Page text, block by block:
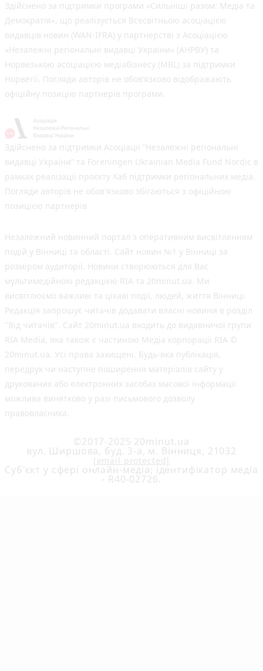
Здійснено за підтримки програми «Сильніші разом: Медіа та
Демократія», що реалізується Всесвітньою асоціацією
видавців новин (WAN-IFRA) у партнерстві з Асоціацією
«Незалежні регіональні видавці України» (АНРВУ) та
Норвезькою асоціацією медіабізнесу (MBL) за підтримки
Норвегії. Погляди авторів не обов’язково відображають
офіційну позицію партнерів програми.
Здійснено за підтримки Асоціації “Незалежні регіональні
видавці України” та Foreningen Ukrainian Media Fund Nordic в
рамках реалізації проєкту Хаб підтримки регіональних медіа.
Погляди авторів не обов'язково збігаються з офіційною
позицією партнерів
Незалежний новинний портал з оперативним висвітленням
подій у Вінниці та області. Сайт новин №1 у Вінниці за
розміром аудиторії. Новини створюються для Вас
мультимедійною редакцією RIA та 20minut.ua. Ми
висвітлюємо важливі та цікаві події, людей, життя Вінниці.
Редакція запрошує читачів додавати власні новини в розділ
"Від читачів". Сайт 20minut.ua входить до видавничої групи
RIA Media, яка також є частиною Медіа корпорації RIA ©
20minut.ua. Усі права захищені. Будь-яка публiкацiя,
передрук чи наступне поширення матеріалів сайту у
друкованих або електронних засобах масової інформації
можлива винятково у разі письмового дозволу
правовласника.
©2017-2025 20minut.ua
вул. Ширшова, буд. 3-а, м. Вінниця, 21032
[email protected]
Cуб'єкт у сфері онлайн-медіа; ідентифікатор медіа
- R40-02726.